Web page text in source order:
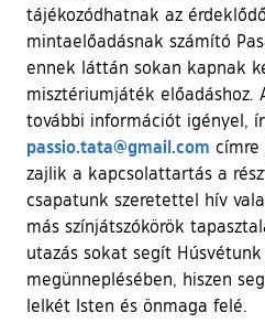
tájékozódhatnak az
mintaelőadásnak számító
ennek láttán sokan kapnak
misztériumjáték előadáshoz.
további információt igényel,
passio.tata@gmail.com címre
zajlik a kapcsolattartás a
csapatunk szeretettel hív
más színjátszókörök
utazás sokat segít
megünneplésében, hiszen
lelkét Isten és önmaga felé.